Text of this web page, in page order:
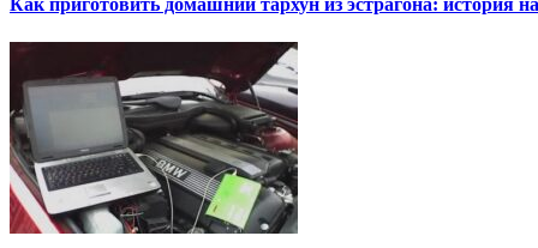
Как приготовить домашний тархун из эстрагона: история